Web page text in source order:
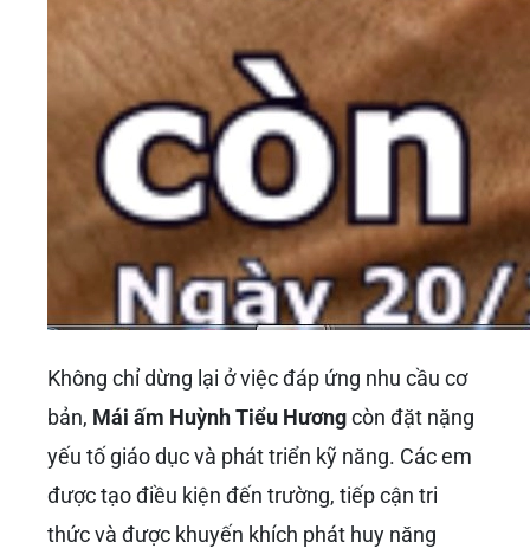
Không chỉ dừng lại ở việc đáp ứng nhu cầu cơ
bản, Mái ấm Huỳnh Tiểu Hươngcòn đặt nặng
yếu tố giáo dục và phát triển kỹ năng. Các em
được tạo điều kiện đến trường, tiếp cận tri
thức và được khuyến khích phát huy năng